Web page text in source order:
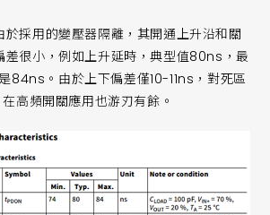
採用的變壓器隔離，其開通上升沿和關
差很小，例如上升延時，典型值80ns，最
84ns。由於上下偏差僅10-11ns，對死區
高頻開關應用也游刃有餘。